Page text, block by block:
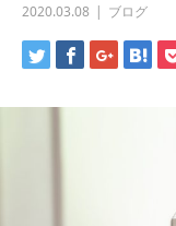
2020.03.08 ブログ